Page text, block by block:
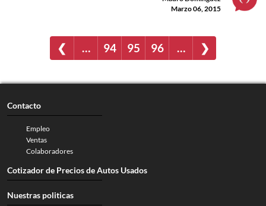
Marzo 06, 2015
❮ … 94 95 96 … ❯
Contacto
Empleo
Ventas
Colaboradores
Cotizador de Precios de Autos Usados
Nuestras politicas